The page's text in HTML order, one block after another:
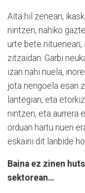
Aita hil zenean,
nintzen, nahiko
urte bete nituenean,
zitzaidan. Garbi
izan nahi nuela,
jota nengoela esan
lantegian, eta
nintzen, eta aurrera
orduan hartu nuen
eskaini dit lanbide
Baina ez zinen
sektorean…